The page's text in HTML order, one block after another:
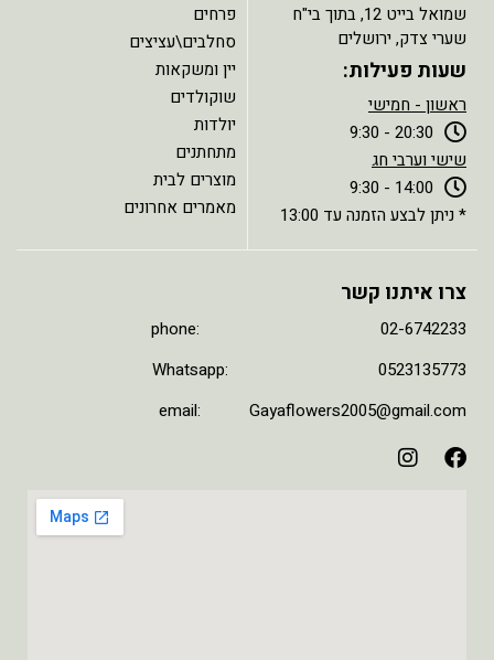
שמואל בייט 12, בתוך בי"ח
שערי צדק, ירושלים
שעות פעילות:
ראשון - חמישי
20:30 - 9:30
שישי וערבי חג
14:00 - 9:30
* ניתן לבצע הזמנה עד 13:00
פרחים
סחלבים\עציצים
יין ומשקאות
שוקולדים
יולדות
מתחתנים
מוצרים לבית
מאמרים אחרונים
צרו איתנו קשר
phone: 02-6742233
Whatsapp: 0523135773
email: Gayaflowers2005@gmail.com